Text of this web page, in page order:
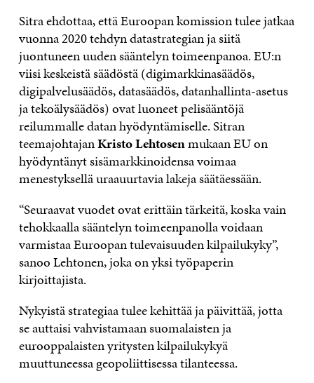
Sitra ehdottaa, että Euroopan komission tulee jatkaa
vuonna 2020 tehdyn datastrategian ja siitä
juontuneen uuden sääntelyn toimeenpanoa. EU:n
viisi keskeistä säädöstä (digimarkkinasäädös,
digipalvelusäädös, datasäädös, datanhallinta-asetus
ja tekoälysäädös) ovat luoneet pelisääntöjä
reilummalle datan hyödyntämiselle. Sitran
teemajohtajanKristo Lehtosenmukaan EU on
hyödyntänyt sisämarkkinoidensa voimaa
menestyksellä uraauurtavia lakeja säätäessään.
“Seuraavat vuodet ovat erittäin tärkeitä, koska vain
tehokkaalla sääntelyn toimeenpanolla voidaan
varmistaa Euroopan tulevaisuuden kilpailukyky”,
sanoo Lehtonen, joka on yksi työpaperin
kirjoittajista.
Nykyistä strategiaa tulee kehittää ja päivittää, jotta
se auttaisi vahvistamaan suomalaisten ja
eurooppalaisten yritysten kilpailukykyä
muuttuneessa geopoliittisessa tilanteessa.